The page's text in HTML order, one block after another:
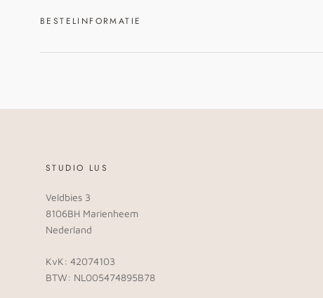
BESTELINFORMATIE
STUDIO LUS
Veldbies 3
8106BH Marienheem
Nederland
KvK: 42074103
BTW: NL005474895B78